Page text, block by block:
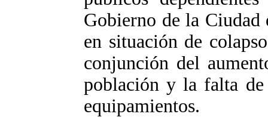
Gobierno de la Ciudad
en situación de
conjunción del
población y la falta de
equipamientos.